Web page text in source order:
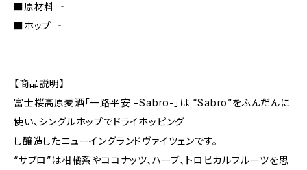
■原材料 ‐
■ホップ ‐
【商品説明】
富士桜高原麦酒「一路平安 –Sabro-」は “Sabro”をふんだんに
使い、シングルホップでドライホッピング
し醸造したニューイングランドヴァイツェンです。
“サブロ”は柑橘系やココナッツ、ハーブ、トロピカルフルーツを思